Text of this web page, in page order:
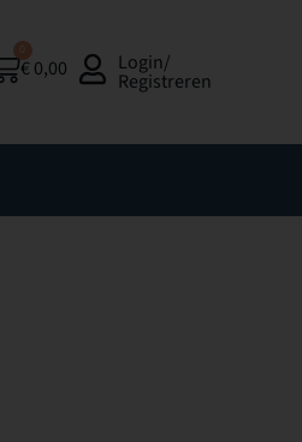
€ 0,00 Login/
Registreren